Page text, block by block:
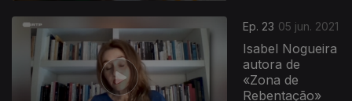
Ep. 23 05 jun. 2021
Isabel Nogueira
autora de
«Zona de
Rebentação»